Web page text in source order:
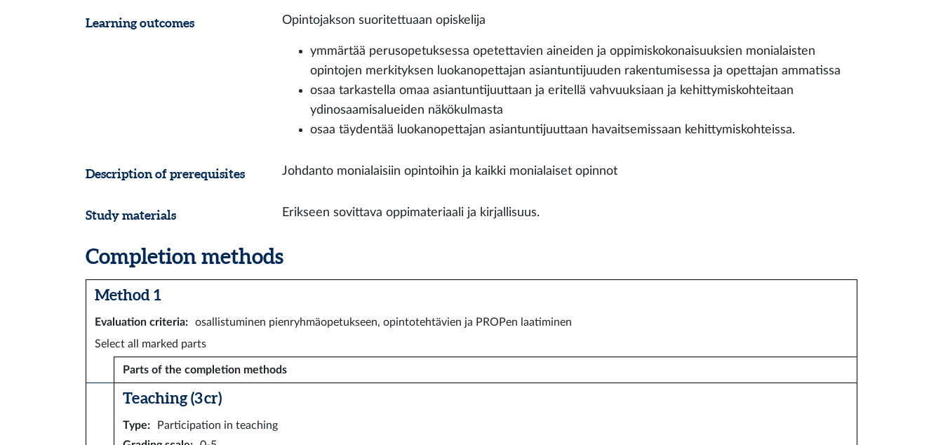
Learning outcomes Opintojakson suoritettuaan opiskelija
ymmärtää perusopetuksessa opetettavien aineiden ja oppimiskokonaisuuksien monialaisten
opintojen merkityksen luokanopettajan asiantuntijuuden rakentumisessa ja opettajan ammatissa
osaa tarkastella omaa asiantuntijuuttaan ja eritellä vahvuuksiaan ja kehittymiskohteitaan
ydinosaamisalueiden näkökulmasta
osaa täydentää luokanopettajan asiantuntijuuttaan havaitsemissaan kehittymiskohteissa.
Description of prerequisites Johdanto monialaisiin opintoihin ja kaikki monialaiset opinnot
Study materials Erikseen sovittava oppimateriaali ja kirjallisuus.
Completion methods
Method 1
Evaluation criteria:
osallistuminen pienryhmäopetukseen, opintotehtävien ja PROPen laatiminen
Select all marked parts
Parts of the completion methods
Teaching (3 cr)
Type:
Participation in teaching